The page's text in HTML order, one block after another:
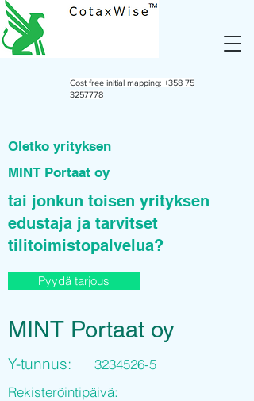
Cost free initial mapping: +358 75
3257778
Oletko yrityksen
MINT Portaat oy
tai jonkun toisen yrityksen
edustaja ja tarvitset
tilitoimistopalvelua?
Pyydä tarjous
MINT Portaat oy
Y-tunnus:
3234526-5
Rekisteröintipäivä: